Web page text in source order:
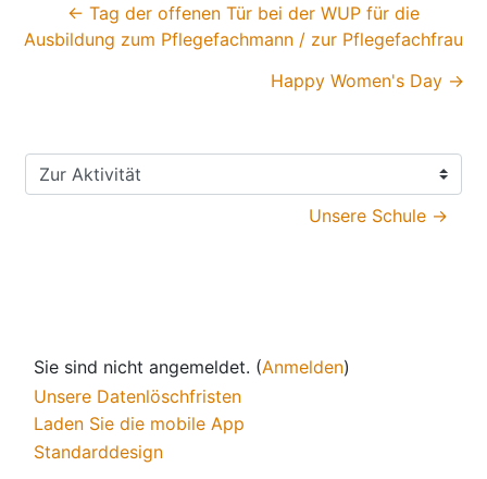
← Tag der offenen Tür bei der WUP für die
Ausbildung zum Pflegefachmann / zur Pflegefachfrau
Happy Women's Day →
Zur Aktivität
Unsere Schule →
Sie sind nicht angemeldet. (Anmelden)
Unsere Datenlöschfristen
Laden Sie die mobile App
Standarddesign